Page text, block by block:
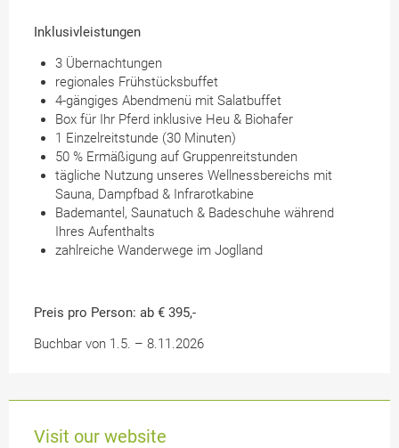
Inklusivleistungen
3 Übernachtungen
regionales Frühstücksbuffet
4-gängiges Abendmenü mit Salatbuffet
Box für Ihr Pferd inklusive Heu & Biohafer
1 Einzelreitstunde (30 Minuten)
50 % Ermäßigung auf Gruppenreitstunden
tägliche Nutzung unseres Wellnessbereichs mit
Sauna, Dampfbad & Infrarotkabine
Bademantel, Saunatuch & Badeschuhe während
Ihres Aufenthalts
zahlreiche Wanderwege im Joglland
Preis pro Person: ab € 395,-
Buchbar von 1.5. – 8.11.2026
Visit our website